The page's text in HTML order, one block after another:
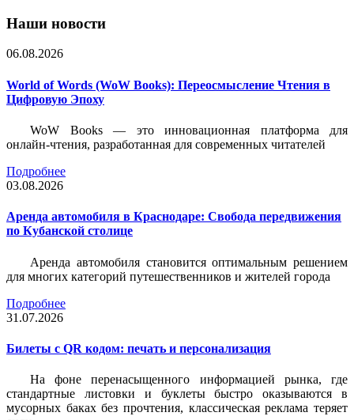
Наши новости
06.08.2026
World of Words (WoW Books): Переосмысление Чтения в
Цифровую Эпоху
WoW Books — это инновационная платформа для
онлайн-чтения, разработанная для современных читателей
Подробнее
03.08.2026
Аренда автомобиля в Краснодаре: Свобода передвижения
по Кубанской столице
Аренда автомобиля становится оптимальным решением
для многих категорий путешественников и жителей города
Подробнее
31.07.2026
Билеты c QR кодом: печать и персонализация
На фоне перенасыщенного информацией рынка, где
стандартные листовки и буклеты быстро оказываются в
мусорных баках без прочтения, классическая реклама теряет